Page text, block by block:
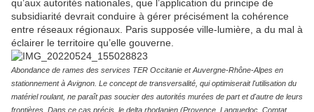
qu’aux autorités nationales, que l’application du principe de
subsidiarité devrait conduire à gérer précisément la cohérence
entre réseaux régionaux. Paris supposée ville-lumière, a du mal à
éclairer le territoire qu’elle gouverne.
Abondance de rames des services TER Occitanie et Auvergne-Rhône-Alpes en
stationnement à Avignon. Le concept de transversalité, qui optimiserait l'utilisation du
matériel roulant, ne paraît pas soucier des autorités murées de part et d'autre de leurs
frontières. Dans ce cas précis, le delta rhodanien (Provence, Languedoc, Comtat,